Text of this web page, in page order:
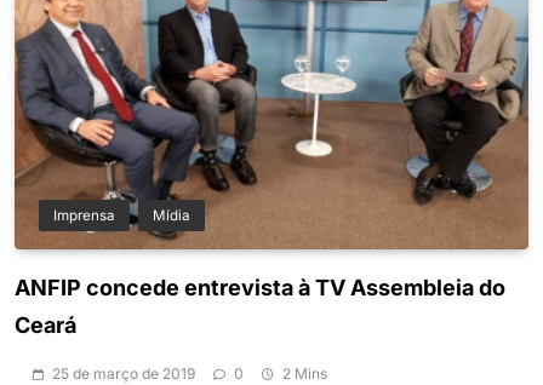
Imprensa Mídia
ANFIP concede entrevista à TV Assembleia do
Ceará
25 de março de 2019 0 2 Mins